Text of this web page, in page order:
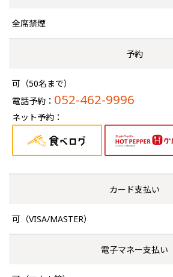
全席禁煙
予約
可（50名まで）
電話予約： 052-462-9996
ネット予約：
カード支払い
可（VISA/MASTER）
電子マネー支払い